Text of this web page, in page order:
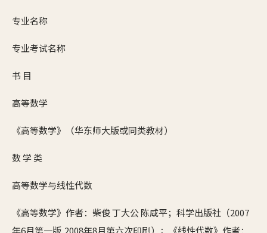
专业名称
专业考试名称
书 目
高等数学
《高等数学》（华东师大版或同类教材）
数 学 类
高等数学与线性代数
《高等数学》作者：柴俊 丁大公 陈咸平；科学出版社（2007
年6月第一版,2008年8月第六次印刷）；《线性代数》作者：